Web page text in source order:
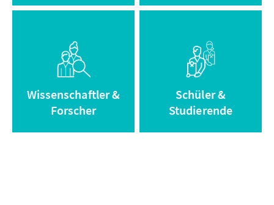
Wissenschaftler &
Forscher
Zum Archiv
Schüler &
Studierende
Zum Adenauer
Campus